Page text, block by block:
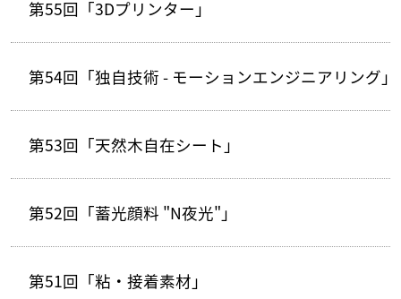
第55回「3Dプリンター」
第54回「独自技術 - モーションエンジニアリング」
第53回「天然木自在シート」
第52回「蓄光顔料 "N夜光"」
第51回「粘・接着素材」